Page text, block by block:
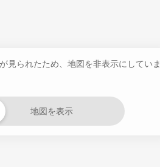
見られたため、地図を非表示にしていま
地図を表示